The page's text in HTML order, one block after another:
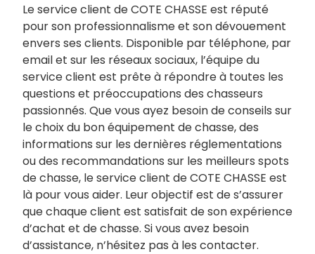
Le service client de COTE CHASSE est réputé
pour son professionnalisme et son dévouement
envers ses clients. Disponible par téléphone, par
email et sur les réseaux sociaux, l’équipe du
service client est prête à répondre à toutes les
questions et préoccupations des chasseurs
passionnés. Que vous ayez besoin de conseils sur
le choix du bon équipement de chasse, des
informations sur les dernières réglementations
ou des recommandations sur les meilleurs spots
de chasse, le service client de COTE CHASSE est
là pour vous aider. Leur objectif est de s’assurer
que chaque client est satisfait de son expérience
d’achat et de chasse. Si vous avez besoin
d’assistance, n’hésitez pas à les contacter.